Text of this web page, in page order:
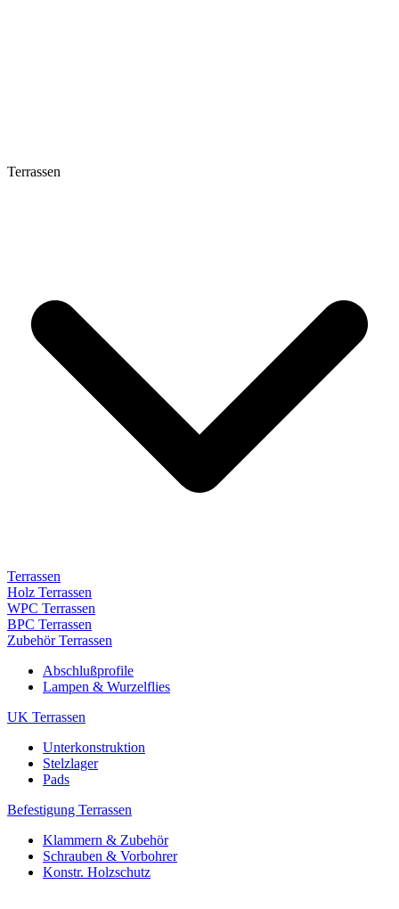
Terrassen
Terrassen
Holz Terrassen
WPC Terrassen
BPC Terrassen
Zubehör Terrassen
Abschlußprofile
Lampen & Wurzelflies
UK Terrassen
Unterkonstruktion
Stelzlager
Pads
Befestigung Terrassen
Klammern & Zubehör
Schrauben & Vorbohrer
Konstr. Holzschutz